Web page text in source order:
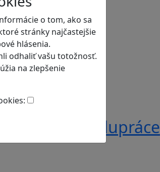
o tom, ako sa
stránky najčastejšie
hlásenia.
odhaliť vašu totožnosť.
na zlepšenie
spolupráce